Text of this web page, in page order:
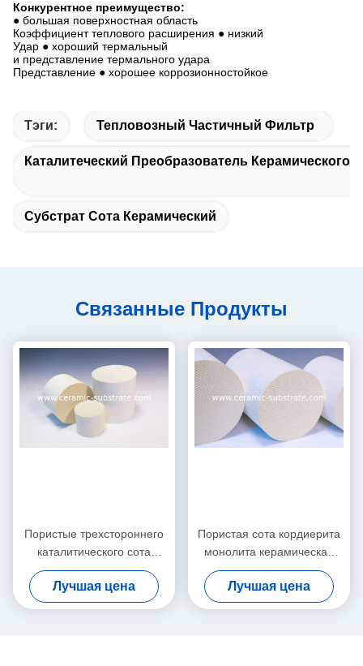
Конкурентное преимущество:
● большая поверхностная область
Коэффициент теплового расширения ● низкий
Удар ● хороший термальный
и представление термального удара
Представление ● хорошее коррозионностойкое
Тэги: Тепловозный Частичный Фильтр
Каталитеческий Преобразователь Керамического
Субстрат Сота Керамический
Связанные Продукты
Пористые трехстороннего
каталитического сота
кордиерита керамические
подгоняют
Лучшая цена
Пористая сота кордиерита
монолита керамическая
для каталитеческих
преобразователей
Лучшая цена